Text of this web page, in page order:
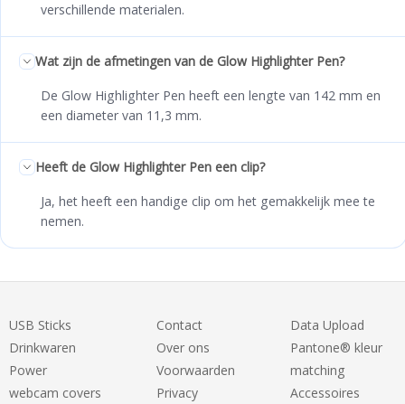
verschillende materialen.
Wat zijn de afmetingen van de Glow Highlighter Pen?
De Glow Highlighter Pen heeft een lengte van 142 mm en
een diameter van 11,3 mm.
Heeft de Glow Highlighter Pen een clip?
Ja, het heeft een handige clip om het gemakkelijk mee te
nemen.
USB Sticks
Drinkwaren
Power
webcam covers
Contact
Over ons
Voorwaarden
Privacy
Data Upload
Pantone® kleur
matching
Accessoires